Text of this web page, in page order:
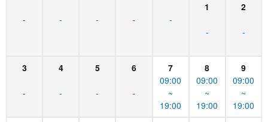
- - - - -
1
-
2
-
3
-
4
-
5
-
6
-
7
09:00
~
19:00
8
09:00
~
19:00
9
09:00
~
19:00